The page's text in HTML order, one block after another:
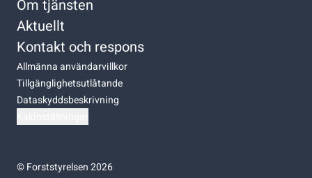
Om tjänsten
Aktuellt
Kontakt och respons
Allmänna användarvillkor
Tillgänglighetsutlåtande
Dataskyddsbeskrivning
©Forststyrelsen 2026